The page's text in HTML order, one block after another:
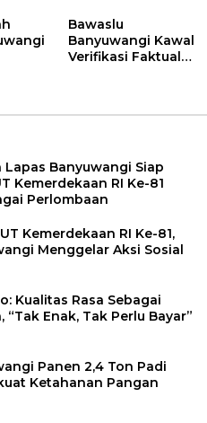
Bawaslu
Banyuwangi Kawal
Verifikasi Faktual
Lapas Banyuwangi Siap
Kemerdekaan RI Ke-81
Perlombaan
Kemerdekaan RI Ke-81,
Menggelar Aksi Sosial
Kualitas Rasa Sebagai
“Tak Enak, Tak Perlu Bayar”
Panen 2,4 Ton Padi
Ketahanan Pangan